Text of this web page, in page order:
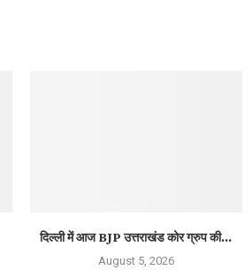
दिल्ली में आज BJP उत्तराखंड कोर ग्रुप की...
August 5, 2026